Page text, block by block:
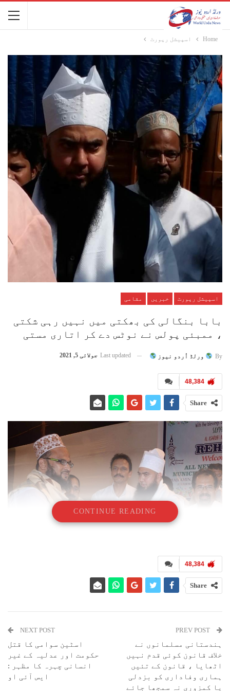
Home اسپیشل رپورٹ
اسپیشل رپورٹ خبریں مقامی
بابا بنگالی کی بھکتی میں نہیں رہی شکتی
، ممبئی پولس نے نوٹس دے کر اتاری مستی
By ورلڈ اُردو نیوز Last updated جولائی 5, 2021
48,384
Share
ممبئی : مسلم ریزرویشن کے نام پر افراتفری مچانے والا بی جے پی کارکن
آزاد میدان فسادات اور قتل کا ملزم زمین مافیا توڑوئے ناگپاڑہ دو
ٹانکی کا باہوبلی اور خودساختہ مذہبی ٹھکیدار نیز ناتھانی بلڈر کا
دست راست شری معین اشرف عرف بابا بنگالی سمیت ان سارے لوگوں کو ممبئی
CONTINUE READING
48,384
Share
ہندستانی مسلمانوں نے
خلاف قانون کوئی قدم نہیں
اٹھایا ، قانون کے تئیں
ہماری وفاداری کو بزدلی
یا کمزوری نہ سمجھا جائے
NEXT POST
اسٹین سوامی کا قتل
حکومت اور عدلیہ کے غیر
انسانی چہرہ کا مظہر :
ایس آئی او